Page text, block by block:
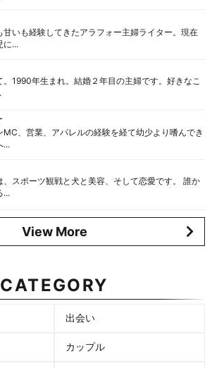
甘いも経験してきたアラフォー主婦ライター。現在
に...
。1990年生まれ。結婚２年目の主婦です。好きなこ
MC、営業、アパレルの経験を経て幼少より嗜んでき
...
、スポーツ観戦と犬と美容、そして恋愛です。 誰か
...
View More
CATEGORY
出会い
カップル